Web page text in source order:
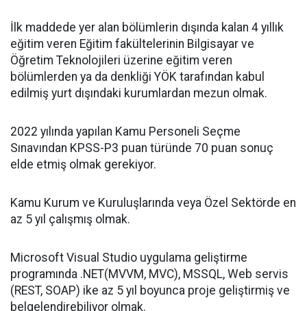
İlk maddede yer alan bölümlerin dışında kalan 4 yıllık
eğitim veren Eğitim fakültelerinin Bilgisayar ve
Öğretim Teknolojileri üzerine eğitim veren
bölümlerden ya da denkliği YÖK tarafından kabul
edilmiş yurt dışındaki kurumlardan mezun olmak.
2022 yılında yapılan Kamu Personeli Seçme
Sınavından KPSS-P3 puan türünde 70 puan sonuç
elde etmiş olmak gerekiyor.
Kamu Kurum ve Kuruluşlarında veya Özel Sektörde en
az 5 yıl çalışmış olmak.
Microsoft Visual Studio uygulama geliştirme
programında .NET(MVVM, MVC), MSSQL, Web servis
(REST, SOAP) ike az 5 yıl boyunca proje geliştirmiş ve
belgelendirebiliyor olmak.